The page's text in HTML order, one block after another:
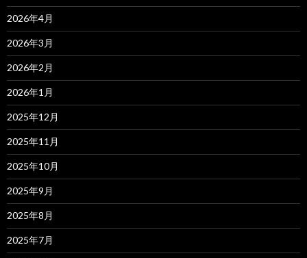
2026年4月
2026年3月
2026年2月
2026年1月
2025年12月
2025年11月
2025年10月
2025年9月
2025年8月
2025年7月